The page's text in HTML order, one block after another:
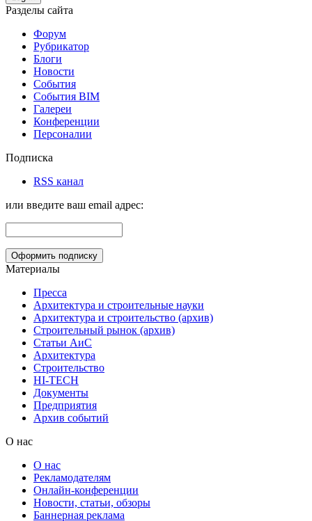
Разделы сайта
Форум
Рубрикатор
Блоги
Новости
События
События BIM
Галереи
Конференции
Персоналии
Подписка
RSS канал
или введите ваш email адрес:
Материалы
Пресса
Архитектура и строительные науки
Архитектура и строительство (архив)
Строительный рынок (архив)
Статьи АиС
Архитектура
Строительство
HI-TECH
Документы
Предприятия
Архив событий
О нас
О нас
Рекламодателям
Онлайн-конференции
Новости, статьи, обзоры
Баннерная реклама